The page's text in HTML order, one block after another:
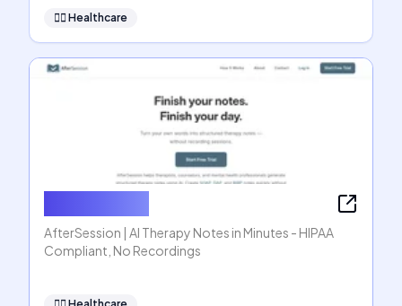
👩‍⚕️ Healthcare
AfterSession | AI Therapy Notes in Minutes - HIPAA
Compliant, No Recordings